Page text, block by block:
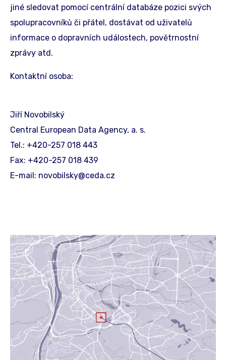
jiné sledovat pomocí centrální databáze pozici svých
spolupracovníků či přátel, dostávat od uživatelů
informace o dopravních událostech, povětrnostní
zprávy atd.
Kontaktní osoba:
Jiří Novobilský
Central European Data Agency, a. s.
Tel.: +420-257 018 443
Fax: +420-257 018 439
E-mail: novobilsky@ceda.cz